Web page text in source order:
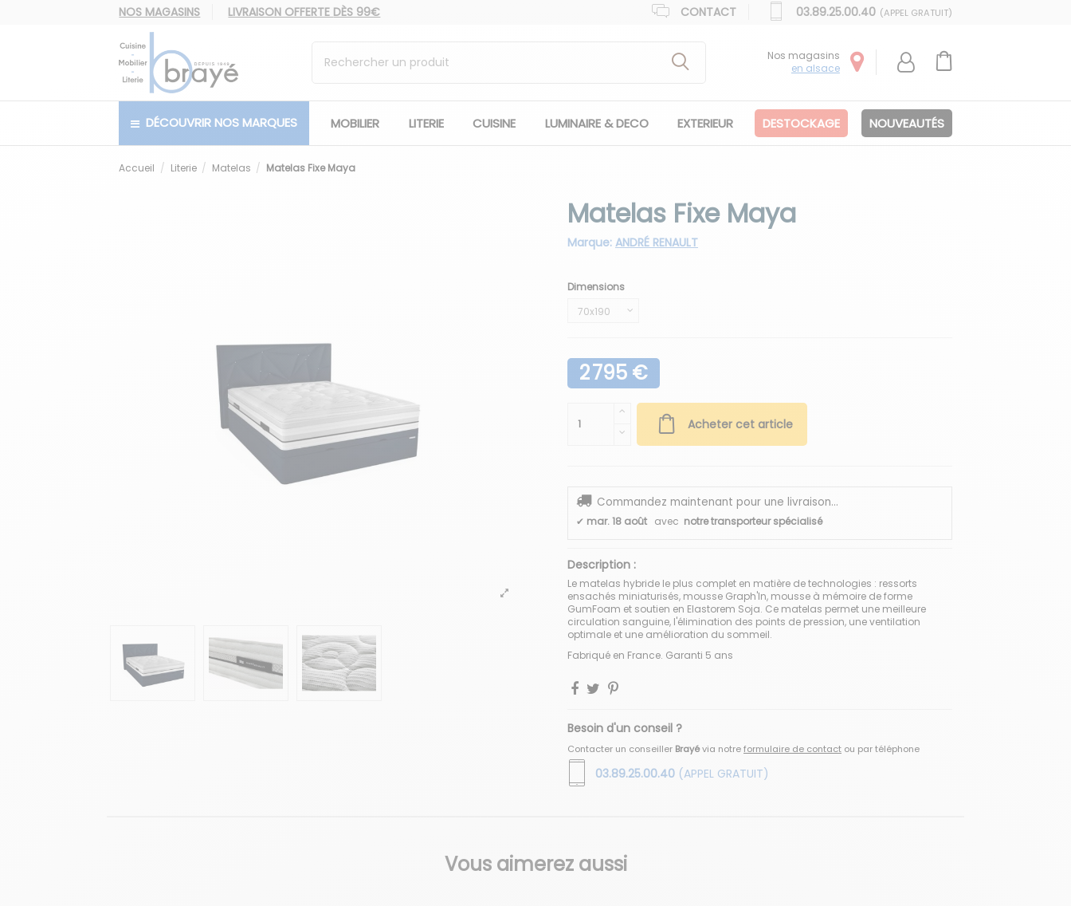
NOS MAGASINS LIVRAISON OFFERTE DÈS 99€ CONTACT 03.89.25.00.40 (APPEL GRATUIT)
Nos magasins
en alsace
DÉCOUVRIR NOS MARQUES MOBILIER LITERIE CUISINE LUMINAIRE & DECO EXTERIEUR DESTOCKAGE NOUVEAUTÉS
Accueil Literie Matelas Matelas Fixe Maya
Matelas Fixe Maya
Marque: ANDRÉ RENAULT
Dimensions
2 795 €
Acheter cet article
Commandez maintenant pour une livraison...
✔ mar. 18 août avec notre transporteur spécialisé
Description :
Le matelas hybride le plus complet en matière de technologies : ressorts
ensachés miniaturisés, mousse Graph'In, mousse à mémoire de forme
GumFoam et soutien en Elastorem Soja. Ce matelas permet une meilleure
circulation sanguine, l'élimination des points de pression, une ventilation
optimale et une amélioration du sommeil.
Fabriqué en France. Garanti 5 ans
Besoin d'un conseil ?
Contacter un conseiller Brayévia notreformulaire de contact ou par téléphone
03.89.25.00.40 (APPEL GRATUIT)
Vous aimerez aussi